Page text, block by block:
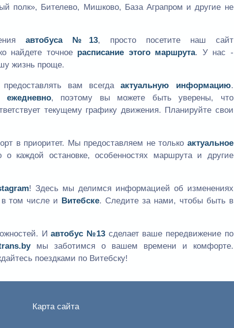
полк», Бителево, Мишково, База Аграпром и другие не
автобуса №13, просто посетите наш сайт
найдете точное расписание этого маршрута. У нас -
жизнь проще.
вам всегдаактуальную информацию.
ежедневно, поэтому вы можете быть уверены, что
текущему графику движения. Планируйте свои
в приоритет. Мы предоставляем не только актуальное
каждой остановке, особенностях маршрута и другие
! Здесь мы делимся информацией об изменениях
в том числе и Витебске. Следите за нами, чтобы быть в
Иавтобус №13 сделает ваше передвижение по
мы заботимся о вашем времени и комфорте.
поездками по Витебску!
Карта сайта